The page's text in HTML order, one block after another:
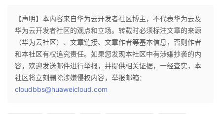
【声明】本内容来自华为云开发者社区博主，不代表华为云及
华为云开发者社区的观点和立场。转载时必须标注文章的来源
（华为云社区）、文章链接、文章作者等基本信息，否则作者
和本社区有权追究责任。如果您发现本社区中有涉嫌抄袭的内
容，欢迎发送邮件进行举报，并提供相关证据，一经查实，本
社区将立刻删除涉嫌侵权内容，举报邮箱：
cloudbbs@huaweicloud.com